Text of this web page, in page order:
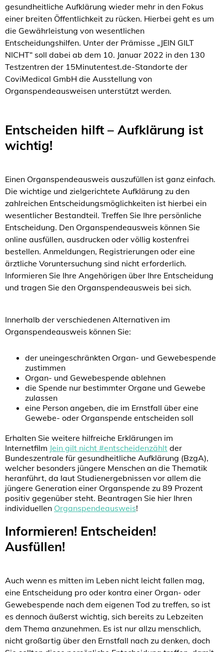
gesundheitliche Aufklärung wieder mehr in den Fokus
einer breiten Öffentlichkeit zu rücken. Hierbei geht es um
die Gewährleistung von wesentlichen
Entscheidungshilfen. Unter der Prämisse „JEIN GILT
NICHT“ soll dabei ab dem 10. Januar 2022 in den 130
Testzentren der 15Minutentest.de-Standorte der
CoviMedical GmbH die Ausstellung von
Organspendeausweisen unterstützt werden.
Entscheiden hilft – Aufklärung ist
wichtig!
Einen Organspendeausweis auszufüllen ist ganz einfach.
Die wichtige und zielgerichtete Aufklärung zu den
zahlreichen Entscheidungsmöglichkeiten ist hierbei ein
wesentlicher Bestandteil. Treffen Sie Ihre persönliche
Entscheidung. Den Organspendeausweis können Sie
online ausfüllen, ausdrucken oder völlig kostenfrei
bestellen. Anmeldungen, Registrierungen oder eine
ärztliche Voruntersuchung sind nicht erforderlich.
Informieren Sie Ihre Angehörigen über Ihre Entscheidung
und tragen Sie den Organspendeausweis bei sich.
Innerhalb der verschiedenen Alternativen im
Organspendeausweis können Sie:
der uneingeschränkten Organ- und Gewebespende
zustimmen
Organ- und Gewebespende ablehnen
die Spende nur bestimmter Organe und Gewebe
zulassen
eine Person angeben, die im Ernstfall über eine
Gewebe- oder Organspende entscheiden soll
Erhalten Sie weitere hilfreiche Erklärungen im
Internetfilm Jein gilt nicht #entscheidenzählt der
Bundeszentrale für gesundheitliche Aufklärung (BzgA),
welcher besonders jüngere Menschen an die Thematik
heranführt, da laut Studienergebnissen vor allem die
jüngere Generation einer Organspende zu 89 Prozent
positiv gegenüber steht. Beantragen Sie hier Ihren
individuellen Organspendeausweis!
Informieren! Entscheiden!
Ausfüllen!
Auch wenn es mitten im Leben nicht leicht fallen mag,
eine Entscheidung pro oder kontra einer Organ- oder
Gewebespende nach dem eigenen Tod zu treffen, so ist
es dennoch äußerst wichtig, sich bereits zu Lebzeiten
dem Thema anzunehmen. Es ist nur allzu menschlich,
nicht großartig über den Ernstfall nach zu denken, doch